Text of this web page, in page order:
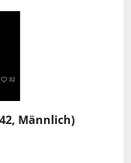
Männlich)